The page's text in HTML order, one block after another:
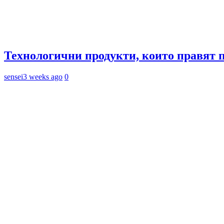
Технологични продукти, които правят
sensei3 weeks ago 0